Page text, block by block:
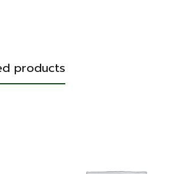
products